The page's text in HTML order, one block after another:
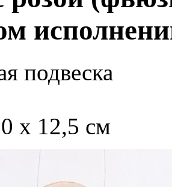
подвеска
х 12,5 см